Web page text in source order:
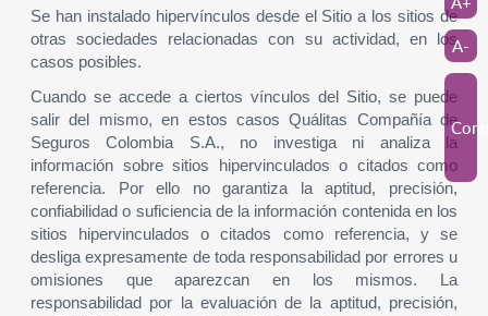
A-
Se han instalado hipervínculos desde el Sitio a los sitios de
otras sociedades relacionadas con su actividad, en los
casos posibles.
Cuando se accede a ciertos vínculos del Sitio, se puede
salir del mismo, en estos casos Quálitas Compañía de
Seguros Colombia S.A., no investiga ni analiza la
información sobre sitios hipervinculados o citados como
referencia. Por ello no garantiza la aptitud, precisión,
confiabilidad o suficiencia de la información contenida en los
sitios hipervinculados o citados como referencia, y se
desliga expresamente de toda responsabilidad por errores u
omisiones que aparezcan en los mismos. La
responsabilidad por la evaluación de la aptitud, precisión,